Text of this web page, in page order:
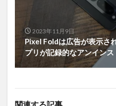
2023年11月9日
Pixel Foldは広告が表示さ
プリが記録的なアンインス